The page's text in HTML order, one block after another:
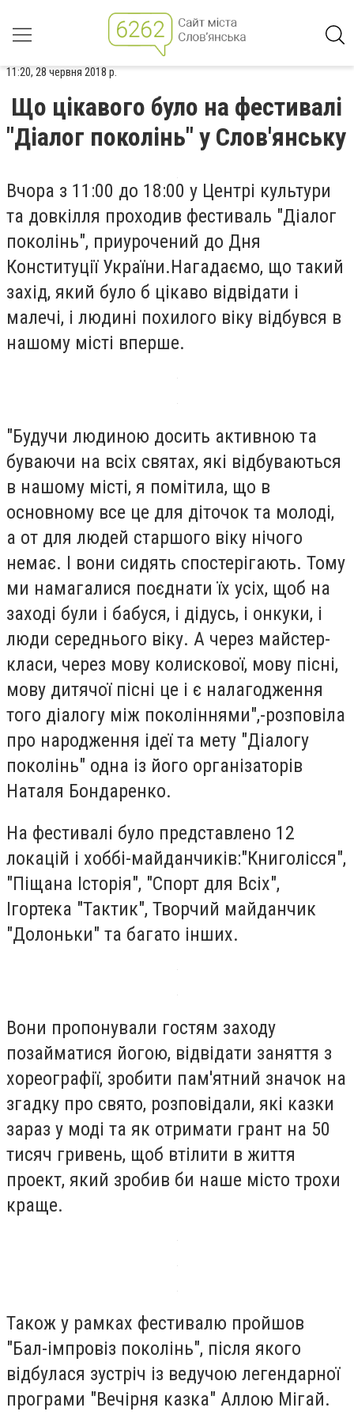
11:20, 28 червня 2018 р.
Що цікавого було на фестивалі
"Діалог поколінь" у Слов'янську
Вчора з 11:00 до 18:00 у Центрі культури
та довкілля проходив фестиваль "Діалог
поколінь", приурочений до Дня
Конституції України.Нагадаємо, що такий
захід, який було б цікаво відвідати і
малечі, і людині похилого віку відбувся в
нашому місті вперше.
"Будучи людиною досить активною та
буваючи на всіх святах, які відбуваються
в нашому місті, я помітила, що в
основному все це для діточок та молоді,
а от для людей старшого віку нічого
немає. І вони сидять спостерігають. Тому
ми намагалися поєднати їх усіх, щоб на
заході були і бабуся, і дідусь, і онкуки, і
люди середнього віку. А через майстер-
класи, через мову колискової, мову пісні,
мову дитячої пісні це і є налагодження
того діалогу між поколіннями",-розповіла
про народження ідеї та мету "Діалогу
поколінь" одна із його організаторів
Наталя Бондаренко.
На фестивалі було представлено 12
локацій і хоббі-майданчиків:"Книголісся",
"Піщана Історія", "Спорт для Всіх",
Ігортека "Тактик", Творчий майданчик
"Долоньки" та багато інших.
Вони пропонували гостям заходу
позайматися йогою, відвідати заняття з
хореографії, зробити пам'ятний значок на
згадку про свято, розповідали, які казки
зараз у моді та як отримати грант на 50
тисяч гривень, щоб втілити в життя
проект, який зробив би наше місто трохи
краще.
Також у рамках фестивалю пройшов
"Бал-імпровіз поколінь", після якого
відбулася зустріч із ведучою легендарної
програми "Вечірня казка" Аллою Мігай.